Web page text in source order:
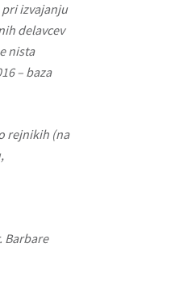
izvajanju
delavcev
nista
– baza
rejnikih (na
Barbare